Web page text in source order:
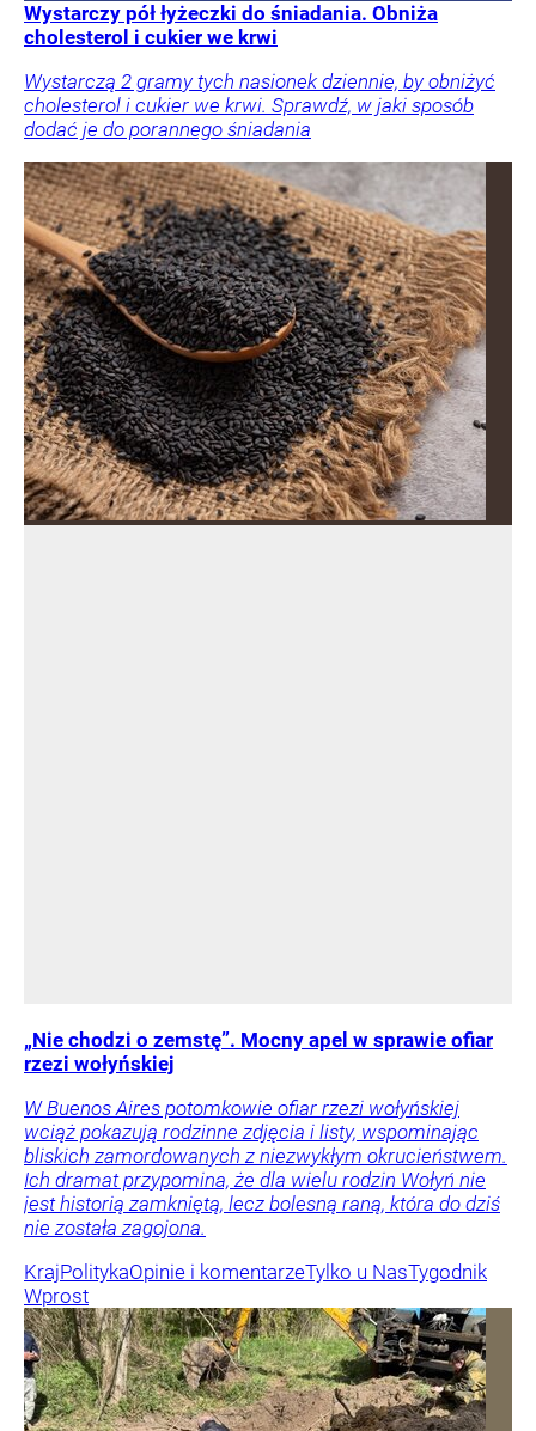
Wystarczy pół łyżeczki do śniadania. Obniża
cholesterol i cukier we krwi
Wystarczą 2 gramy tych nasionek dziennie, by obniżyć
cholesterol i cukier we krwi. Sprawdź, w jaki sposób
dodać je do porannego śniadania
„Nie chodzi o zemstę”. Mocny apel w sprawie ofiar
rzezi wołyńskiej
W Buenos Aires potomkowie ofiar rzezi wołyńskiej
wciąż pokazują rodzinne zdjęcia i listy, wspominając
bliskich zamordowanych z niezwykłym okrucieństwem.
Ich dramat przypomina, że dla wielu rodzin Wołyń nie
jest historią zamkniętą, lecz bolesną raną, która do dziś
nie została zagojona.
KrajPolitykaOpinie i komentarzeTylko u NasTygodnik
Wprost